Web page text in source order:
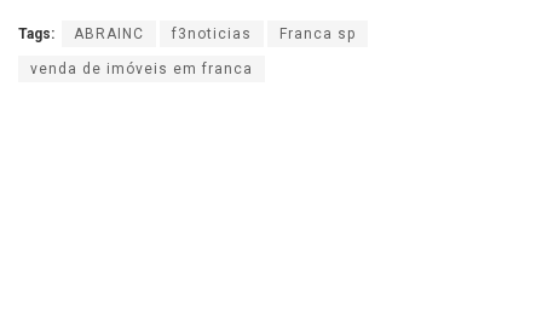
Tags: ABRAINC f3noticias Franca sp
venda de imóveis em franca